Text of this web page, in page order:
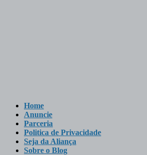
Home
Anuncie
Parceria
Politica de Privacidade
Seja da Aliança
Sobre o Blog